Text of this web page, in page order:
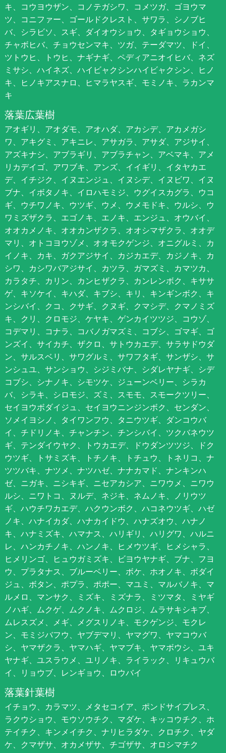
キ、コウヨウザン、コノテガシワ、コメツガ、ゴヨウマ
ツ、コニファー、ゴールドクレスト、サワラ、シノブヒ
バ、シラビソ、スギ、ダイオウショウ、タギョウショウ、
チャボヒバ、チョウセンマキ、ツガ、テーダマツ、ドイ、
ツトウヒ、トウヒ、ナギナギ、ペディアニオイヒバ、ネズ
ミサシ、ハイネズ、ハイビャクシンハイビャクシン、ヒノ
キ、ヒノキアスナロ、ヒマラヤスギ、モミノキ、ラカンマ
キ
落葉広葉樹
アオギリ、アオダモ、アオハダ、アカシデ、アカメガシ
ワ、アキグミ、アキニレ、アサガラ、アサダ、アジサイ、
アズキナシ、アブラギリ、アブラチャン、アベマキ、アメ
リカデイゴ、アワブキ、アンズ、イイギリ、イタヤカエ
デ、イチジク、イヌエンジュ、イヌシデ、イヌビワ、イヌ
ブナ、イボタノキ、イロハモミジ、ウグイスカグラ、ウコ
ギ、ウチワノキ、ウツギ、ウメ、ウメモドキ、ウルシ、ウ
ワミズザクラ、エゴノキ、エノキ、エンジュ、オウバイ、
オオカメノキ、オオカンザクラ、オオシマザクラ、オオデ
マリ、オトコヨウゾメ、オオモクゲンジ、オニグルミ、カ
イノキ、カキ、ガクアジサイ、カジカエデ、カジノキ、カ
シワ、カシワバアジサイ、カツラ、ガマズミ、カマツカ、
カラタチ、カリン、カンヒザクラ、カンレンボク、キササ
ゲ、キソケイ、キハダ、キブシ、キリ、キンギンボク、キ
ンシバイ、クコ、クサギ、クヌギ、クマシデ、クマノミズ
キ、クリ、クロモジ、ケヤキ、ゲンカイツツジ、コウゾ、
コデマリ、コナラ、コバノガマズミ、コブシ、ゴマギ、ゴ
ンズイ、サイカチ、ザクロ、サトウカエデ、サラサドウダ
ン、サルスベリ、サワグルミ、サワフタギ、サンザシ、サ
ンシュユ、サンショウ、シジミバナ、シダレヤナギ、シデ
コブシ、シナノキ、シモツケ、ジューンベリー、シラカ
バ、シラキ、シロモジ、ズミ、スモモ、スモークツリー、
セイヨウボダイジュ、セイヨウニンジンボク、センダン、
ソメイヨシノ、タイワンフウ、タニウツギ、ダンコウバ
イ、チドリノキ、チャンチン、チンシバイ、ツクバネウツ
ギ、テンダイウヤク、トウカエデ、ドウダンツツジ、ドク
ウツギ、トサミズキ、トチノキ、トチュウ、トネリコ、ナ
ツツバキ、ナツメ、ナツハゼ、ナナカマド、ナンキンハ
ゼ、ニガキ、ニシキギ、ニセアカシア、ニワウメ、ニワウ
ルシ、ニワトコ、ヌルデ、ネジキ、ネムノキ、ノリウツ
ギ、ハウチワカエデ、ハクウンボク、ハコネウツギ、ハゼ
ノキ、ハナイカダ、ハナカイドウ、ハナズオウ、ハナノ
キ、ハナミズキ、ハマナス、ハリギリ、ハリグワ、ハルニ
レ、ハンカチノキ、ハンノキ、ヒメウツギ、ヒメシャラ、
ヒメリンゴ、ヒュウガミズキ、ビヨウヤナギ、ブナ、フヨ
ウ、プラタナス、ブルーベリー、ボケ、ホオノキ、ボダイ
ジュ、ボタン、ポプラ、ポポー、マユミ、マルバノキ、マ
ルメロ、マンサク、ミズキ、ミズナラ、ミツマタ、ミヤギ
ノハギ、ムクゲ、ムクノキ、ムクロジ、ムラサキシキブ、
ムレスズメ、メギ、メグスリノキ、モクゲンジ、モクレ
ン、モミジバフウ、ヤブデマリ、ヤマグワ、ヤマコウバ
シ、ヤマザクラ、ヤマハギ、ヤマブキ、ヤマボウシ、ユキ
ヤナギ、ユスラウメ、ユリノキ、ライラック、リキュウバ
イ、リョウブ、レンギョウ、ロウバイ
落葉針葉樹
イチョウ、カラマツ、メタセコイア、ポンドサイプレス、
ラクウショウ、モウソウチク、マダケ、キッコウチク、ホ
テイチク、キンメイチク、ナリヒラダケ、クロチク、ヤダ
ケ、クマザサ、オカメザサ、チゴザサ、オロシマチク